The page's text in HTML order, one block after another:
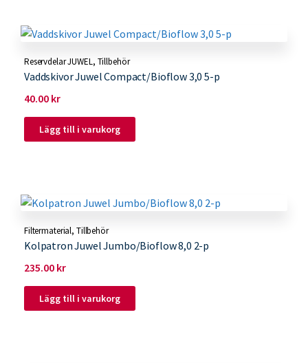
Reservdelar JUWEL, Tillbehör
Vaddskivor Juwel Compact/Bioflow 3,0 5-p
40.00 kr
Lägg till i varukorg
Filtermaterial, Tillbehör
Kolpatron Juwel Jumbo/Bioflow 8,0 2-p
235.00 kr
Lägg till i varukorg